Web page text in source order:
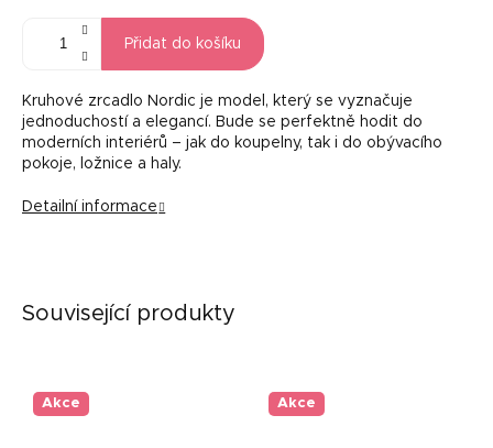
Přidat do košíku
Kruhové zrcadlo Nordic je model, který se vyznačuje
jednoduchostí a elegancí. Bude se perfektně hodit do
moderních interiérů – jak do koupelny, tak i do obývacího
pokoje, ložnice a haly.
Detailní informace
Související produkty
Akce Akce